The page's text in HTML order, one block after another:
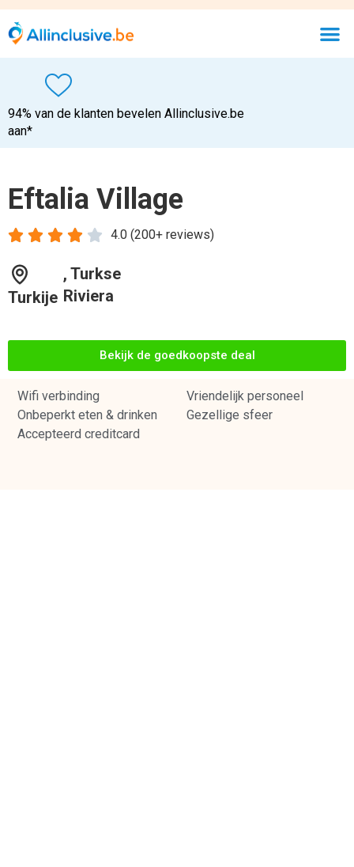
94% van de klanten bevelen Allinclusive.be
aan*
Eftalia Village
4.0 (200+ reviews)
    
Turkije
, Turkse
Riviera
Bekijk de goedkoopste deal
Wifi verbinding
Vriendelijk personeel
Onbeperkt eten & drinken
Gezellige sfeer
Accepteerd creditcard